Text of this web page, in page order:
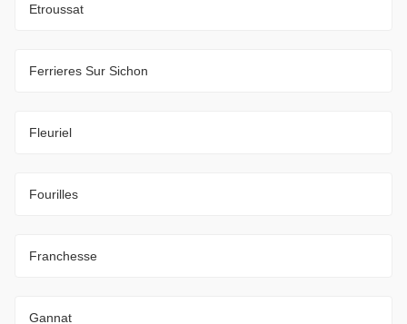
Etroussat
Ferrieres Sur Sichon
Fleuriel
Fourilles
Franchesse
Gannat